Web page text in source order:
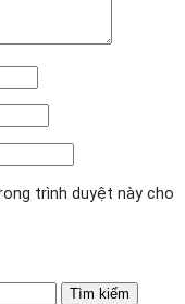
trình duyệt này cho